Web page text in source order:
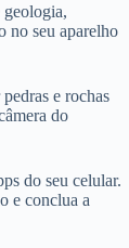
geologia,
no seu aparelho
e rochas
do
do seu celular.
e conclua a